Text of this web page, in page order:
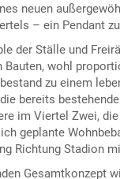
neuen
– ein Pendant
der Ställe und
Bauten, wohl
zu einem
bereits
im Viertel Zwei,
geplante
Richtung Stadion
Gesamtkonzept